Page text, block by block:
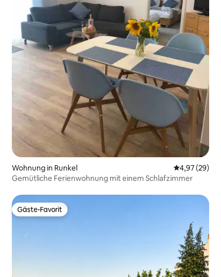
Wohnung in Runkel
4,97 (29)
Gemütliche Ferienwohnung mit einem Schlafzimmer
Gäste-Favorit
Gäste-Favorit